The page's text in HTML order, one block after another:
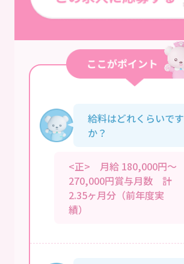
給料はどれくらいです
か？
<正> 月給 180,000円～
270,000円賞与月数 計
2.35ヶ月分（前年度実
績）